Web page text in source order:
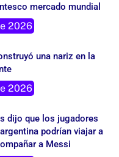
mercado mundial
2026
una nariz en la
2026
dijo que los jugadores
podrían viajar a
a Messi